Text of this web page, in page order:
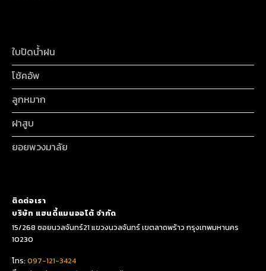
ใบปัดน้ำฝน
โช้คอัพ
ลูกหมาก
ฝาสูบ
ยอยพวงมาลัย
ติดต่อเรา
บริษัท แฮนดี้แมนออโต้ จำกัด
15/268 ซอยนวลจันทร์21 แขวงนวลจันทร์ เขตลาดพร้าว กรุงเทพมหานคร
10230
โทร:097-121-3424